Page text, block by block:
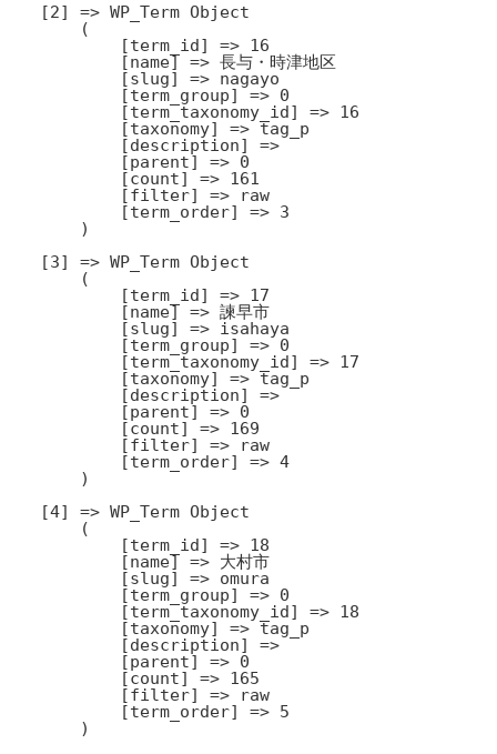
    [2] => WP_Term Object
        (
            [term_id] => 16
            [name] => 長与・時津地区
            [slug] => nagayo
            [term_group] => 0
            [term_taxonomy_id] => 16
            [taxonomy] => tag_p
            [description] =>
            [parent] => 0
            [count] => 161
            [filter] => raw
            [term_order] => 3
        )
    [3] => WP_Term Object
        (
            [term_id] => 17
            [name] => 諫早市
            [slug] => isahaya
            [term_group] => 0
            [term_taxonomy_id] => 17
            [taxonomy] => tag_p
            [description] =>
            [parent] => 0
            [count] => 169
            [filter] => raw
            [term_order] => 4
        )
    [4] => WP_Term Object
        (
            [term_id] => 18
            [name] => 大村市
            [slug] => omura
            [term_group] => 0
            [term_taxonomy_id] => 18
            [taxonomy] => tag_p
            [description] =>
            [parent] => 0
            [count] => 165
            [filter] => raw
            [term_order] => 5
        )